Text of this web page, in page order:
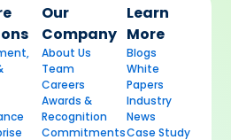
Our
Company
About Us
Team
Careers
Awards &
Recognition
Commitments
Learn
More
Blogs
White
Papers
Industry
News
Case Study